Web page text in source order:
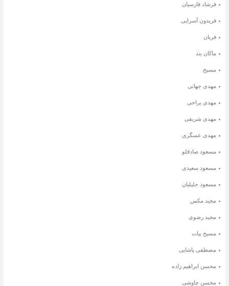
فرشاد فارسیان
فریدون آسرایی
فریان
ماکان بند
مسیح
مهدی جهانی
مهدی یراحی
مهدی شریفی
مهدی عسگری
مسعود صادقلو
مسعود سعیدی
مسعود جلیلیان
مجید مکس
مجید رضوی
مسیح بیات
مصطفی پاشایی
محسن ابراهیم زاده
محسن چاوشی